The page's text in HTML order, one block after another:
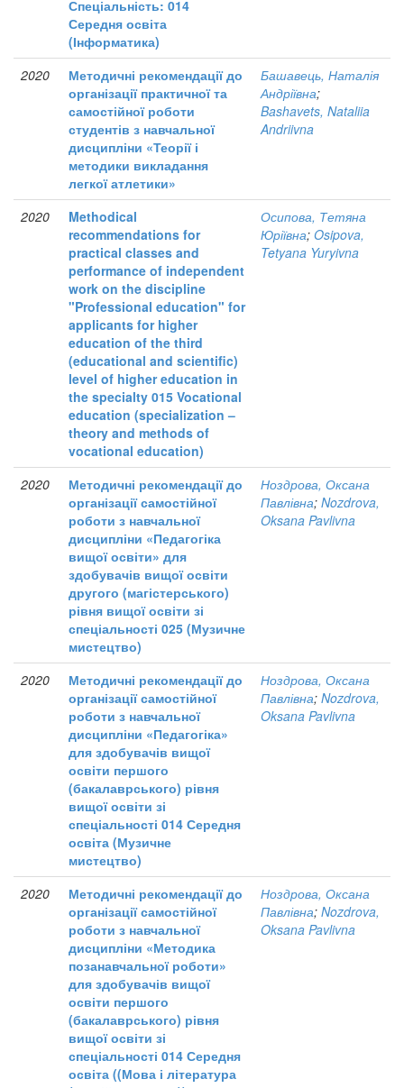
Спеціальність: 014
Середня освіта
(Інформатика)
2020
Методичні рекомендації до
організації практичної та
самостійної роботи
студентів з навчальної
дисципліни «Теорії і
методики викладання
легкої атлетики»
Башавець, Наталія
Андріївна;
Bashavets, Nataliia
Andriivna
2020
Methodical
recommendations for
practical classes and
performance of independent
work on the discipline
"Professional education" for
applicants for higher
education of the third
(educational and scientific)
level of higher education in
the specialty 015 Vocational
education (specialization –
theory and methods of
vocational education)
Осипова, Тетяна
Юріївна; Osipova,
Tetyana Yuryivna
2020
Методичні рекомендації до
організації самостійної
роботи з навчальної
дисципліни «Педагогіка
вищої освіти» для
здобувачів вищої освіти
другого (магістерського)
рівня вищої освіти зі
спеціальності 025 (Музичне
мистецтво)
Ноздрова, Оксана
Павлівна; Nozdrova,
Oksana Pavlivna
2020
Методичні рекомендації до
організації самостійної
роботи з навчальної
дисципліни «Педагогіка»
для здобувачів вищої
освіти першого
(бакалаврського) рівня
вищої освіти зі
спеціальності 014 Середня
освіта (Музичне
мистецтво)
Ноздрова, Оксана
Павлівна; Nozdrova,
Oksana Pavlivna
2020
Методичні рекомендації до
організації самостійної
роботи з навчальної
дисципліни «Методика
позанавчальної роботи»
для здобувачів вищої
освіти першого
(бакалаврського) рівня
вищої освіти зі
спеціальності 014 Середня
освіта ((Мова і література
Ноздрова, Оксана
Павлівна; Nozdrova,
Oksana Pavlivna